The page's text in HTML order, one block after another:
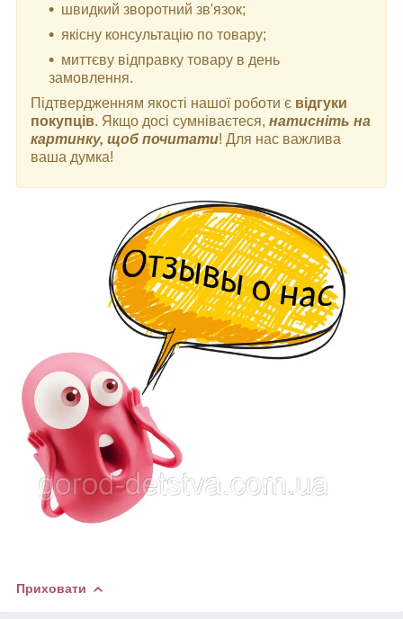
швидкий зворотний зв'язок;
якісну консультацію по товару;
миттєву відправку товару в день
замовлення.
Підтвердженням якості нашої роботи є відгуки
покупців. Якщо досі сумніваєтеся, натисніть на
картинку, щоб почитати! Для нас важлива
ваша думка!
Приховати